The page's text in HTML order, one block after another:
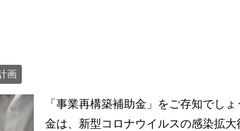
画
「事業再構築補助金」をご存知でし
金は、新型コロナウイルスの感染拡